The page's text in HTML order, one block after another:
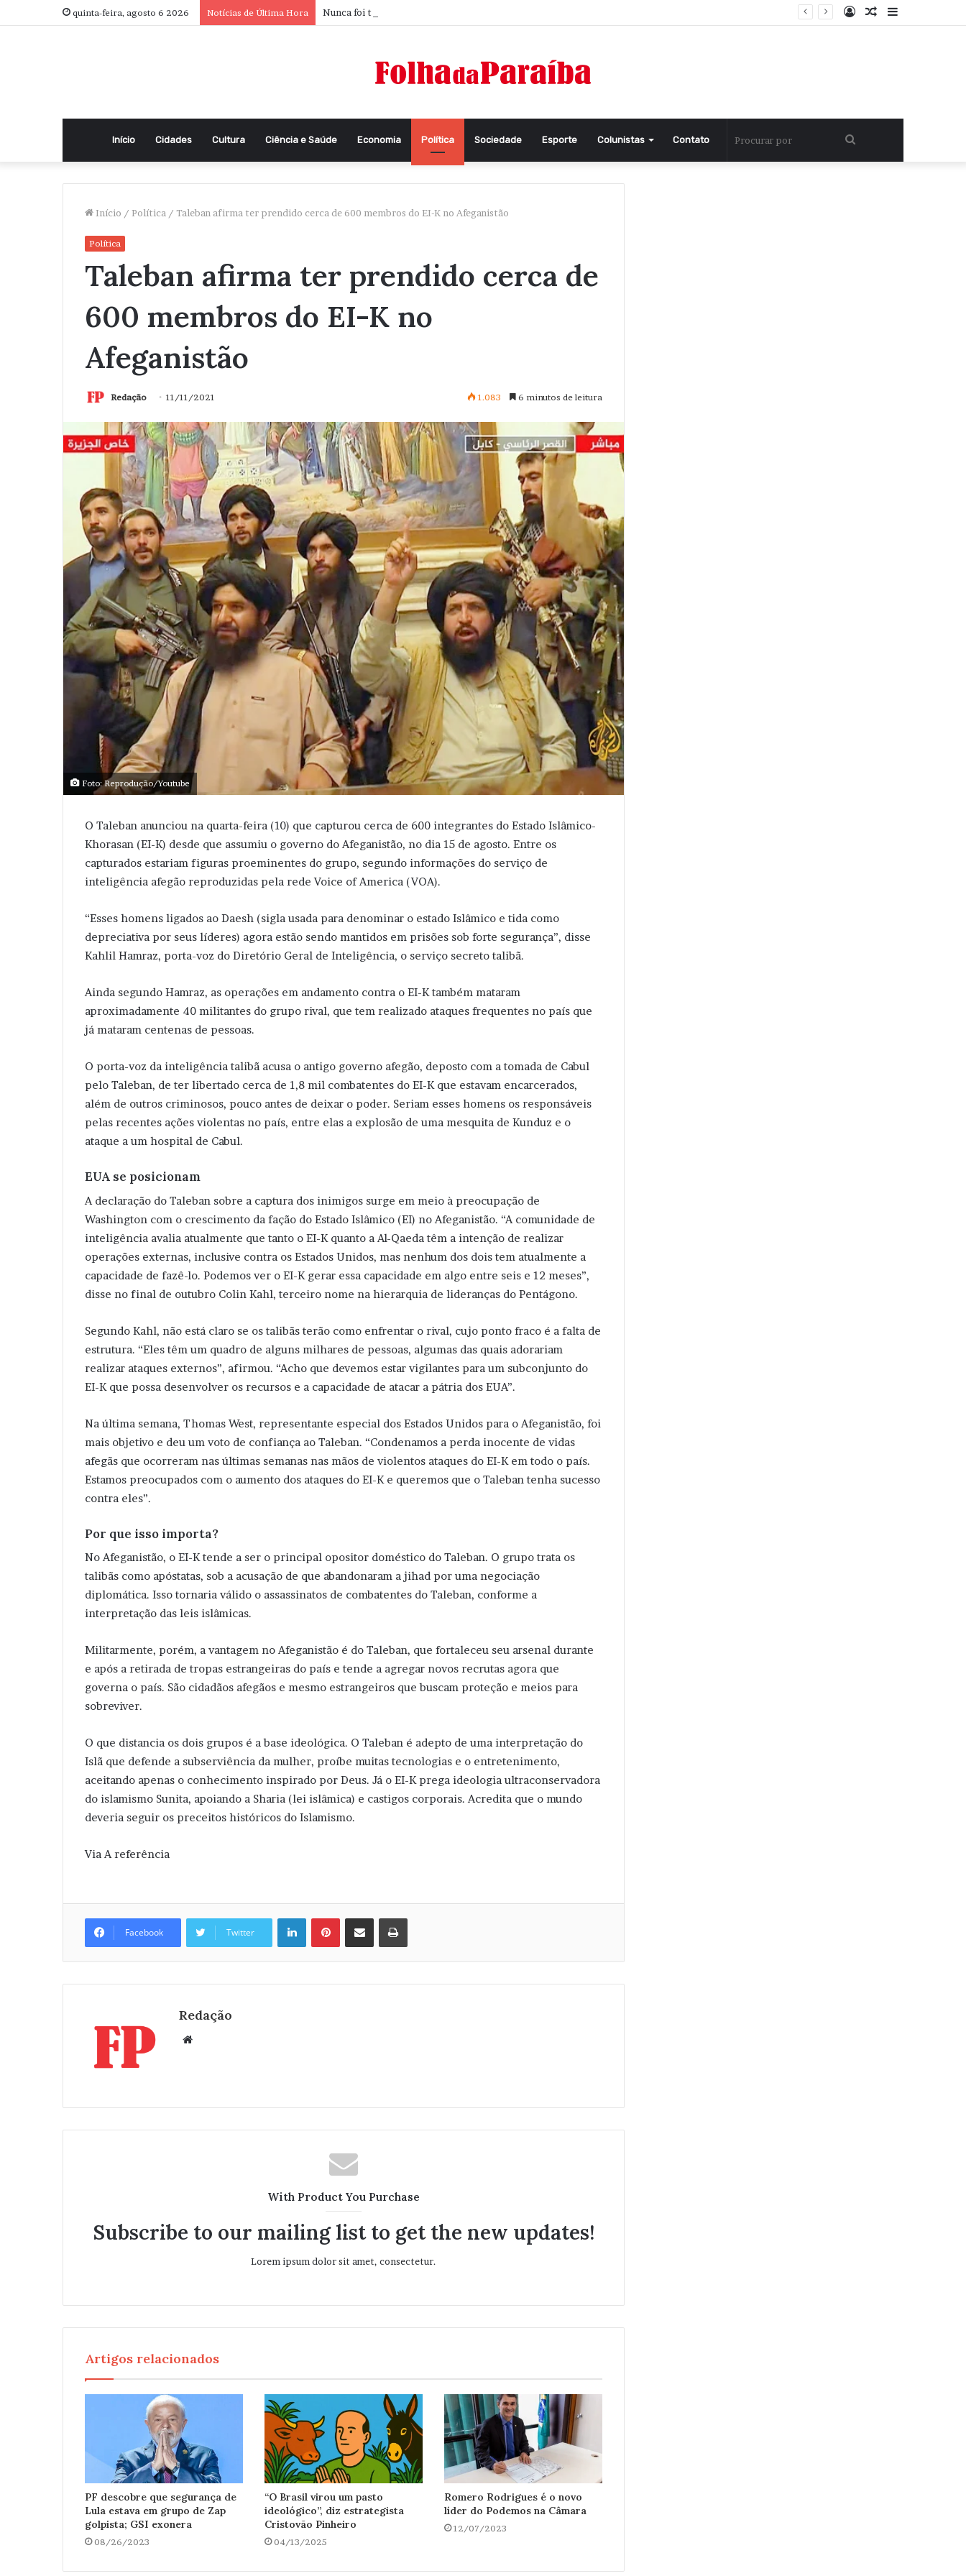
quinta-feira, agosto 6 2026 Notícias de Última Hora Nunca foi tão difícil pensar
Artigo
Entrar
Início Cidades Cultura Ciência e Saúde Economia Política Sociedade Esporte Colunistas Contato Procurar
Início / Política / Taleban afirma ter prendido cerca de 600 membros do EI-K no Afeganistão
Política
Taleban afirma ter prendido cerca de
600 membros do EI-K no
Afeganistão
Redação 11/11/2021 1.083 6 minutos de leitura
Foto: Reprodução/Youtube
O Taleban anunciou na quarta-feira (10) que capturou cerca de 600 integrantes do Estado Islâmico-
Khorasan (EI-K) desde que assumiu o governo do Afeganistão, no dia 15 de agosto. Entre os
capturados estariam figuras proeminentes do grupo, segundo informações do serviço de
inteligência afegão reproduzidas pela rede Voice of America (VOA).
“Esses homens ligados ao Daesh (sigla usada para denominar o estado Islâmico e tida como
depreciativa por seus líderes) agora estão sendo mantidos em prisões sob forte segurança”, disse
Kahlil Hamraz, porta-voz do Diretório Geral de Inteligência, o serviço secreto talibã.
Ainda segundo Hamraz, as operações em andamento contra o EI-K também mataram
aproximadamente 40 militantes do grupo rival, que tem realizado ataques frequentes no país que
já mataram centenas de pessoas.
O porta-voz da inteligência talibã acusa o antigo governo afegão, deposto com a tomada de Cabul
pelo Taleban, de ter libertado cerca de 1,8 mil combatentes do EI-K que estavam encarcerados,
além de outros criminosos, pouco antes de deixar o poder. Seriam esses homens os responsáveis
pelas recentes ações violentas no país, entre elas a explosão de uma mesquita de Kunduz e o
ataque a um hospital de Cabul.
EUA se posicionam
A declaração do Taleban sobre a captura dos inimigos surge em meio à preocupação de
Washington com o crescimento da fação do Estado Islâmico (EI) no Afeganistão. “A comunidade de
inteligência avalia atualmente que tanto o EI-K quanto a Al-Qaeda têm a intenção de realizar
operações externas, inclusive contra os Estados Unidos, mas nenhum dos dois tem atualmente a
capacidade de fazê-lo. Podemos ver o EI-K gerar essa capacidade em algo entre seis e 12 meses”,
disse no final de outubro Colin Kahl, terceiro nome na hierarquia de lideranças do Pentágono.
Segundo Kahl, não está claro se os talibãs terão como enfrentar o rival, cujo ponto fraco é a falta de
estrutura. “Eles têm um quadro de alguns milhares de pessoas, algumas das quais adorariam
realizar ataques externos”, afirmou. “Acho que devemos estar vigilantes para um subconjunto do
EI-K que possa desenvolver os recursos e a capacidade de atacar a pátria dos EUA”.
Na última semana, Thomas West, representante especial dos Estados Unidos para o Afeganistão, foi
mais objetivo e deu um voto de confiança ao Taleban. “Condenamos a perda inocente de vidas
afegãs que ocorreram nas últimas semanas nas mãos de violentos ataques do EI-K em todo o país.
Estamos preocupados com o aumento dos ataques do EI-K e queremos que o Taleban tenha sucesso
contra eles”.
Por que isso importa?
No Afeganistão, o EI-K tende a ser o principal opositor doméstico do Taleban. O grupo trata os
talibãs como apóstatas, sob a acusação de que abandonaram a jihad por uma negociação
diplomática. Isso tornaria válido o assassinatos de combatentes do Taleban, conforme a
interpretação das leis islâmicas.
Militarmente, porém, a vantagem no Afeganistão é do Taleban, que fortaleceu seu arsenal durante
e após a retirada de tropas estrangeiras do país e tende a agregar novos recrutas agora que
governa o país. São cidadãos afegãos e mesmo estrangeiros que buscam proteção e meios para
sobreviver.
O que distancia os dois grupos é a base ideológica. O Taleban é adepto de uma interpretação do
Islã que defende a subserviência da mulher, proíbe muitas tecnologias e o entretenimento,
aceitando apenas o conhecimento inspirado por Deus. Já o EI-K prega ideologia ultraconservadora
do islamismo Sunita, apoiando a Sharia (lei islâmica) e castigos corporais. Acredita que o mundo
deveria seguir os preceitos históricos do Islamismo.
Via A referência
Facebook Twitter
Linkedin
Redação
i
With Product You Purchase
Subscribe to our mailing list to get the new updates!
Lorem ipsum dolor sit amet, consectetur.
Artigos relacionados
PF descobre que segurança de
Lula estava em grupo de Zap
golpista; GSI exonera
08/26/2023
“O Brasil virou um pasto
ideológico”, diz estrategista
Cristovão Pinheiro
04/13/2025
Romero Rodrigues é o novo
líder do Podemos na Câmara
12/07/2023